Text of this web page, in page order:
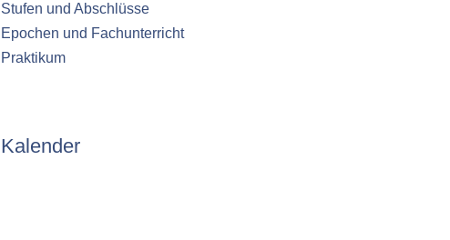
Stufen und Abschlüsse
Epochen und Fachunterricht
Praktikum
Kalender